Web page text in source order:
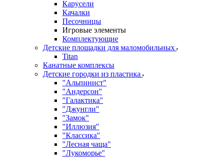
Карусели
Качалки
Песочницы
Игровые элементы
Комплектующие
Детские площадки для маломобильных
Titan
Канатные комплексы
Детские городки из пластика
"Альпинист"
"Андерсон"
"Галактика"
"Джунгли"
"Замок"
"Иллюзия"
"Классика"
"Лесная чаща"
"Лукоморье"